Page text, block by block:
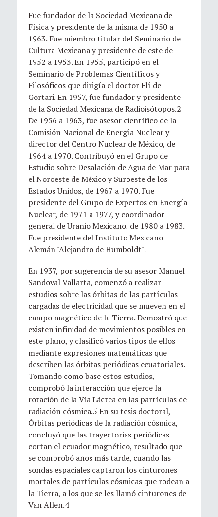
Fue fundador de la Sociedad Mexicana de
Física y presidente de la misma de 1950 a
1963. Fue miembro titular del Seminario de
Cultura Mexicana y presidente de este de
1952 a 1953. En 1955, participó en el
Seminario de Problemas Científicos y
Filosóficos que dirigía el doctor Elí de
Gortari. En 1957, fue fundador y presidente
de la Sociedad Mexicana de Radioisótopos.2​
De 1956 a 1963, fue asesor científico de la
Comisión Nacional de Energía Nuclear y
director del Centro Nuclear de México, de
1964 a 1970. Contribuyó en el Grupo de
Estudio sobre Desalación de Agua de Mar para
el Noroeste de México y Suroeste de los
Estados Unidos, de 1967 a 1970. Fue
presidente del Grupo de Expertos en Energía
Nuclear, de 1971 a 1977, y coordinador
general de Uranio Mexicano, de 1980 a 1983.
Fue presidente del Instituto Mexicano
Alemán "Alejandro de Humboldt".
En 1937, por sugerencia de su asesor Manuel
Sandoval Vallarta, comenzó a realizar
estudios sobre las órbitas de las partículas
cargadas de electricidad que se mueven en el
campo magnético de la Tierra. Demostró que
existen infinidad de movimientos posibles en
este plano, y clasificó varios tipos de ellos
mediante expresiones matemáticas que
describen las órbitas periódicas ecuatoriales.
Tomando como base estos estudios,
comprobó la interacción que ejerce la
rotación de la Vía Láctea en las partículas de
radiación cósmica.5​ En su tesis doctoral,
Órbitas periódicas de la radiación cósmica,
concluyó que las trayectorias periódicas
cortan el ecuador magnético, resultado que
se comprobó años más tarde, cuando las
sondas espaciales captaron los cinturones
mortales de partículas cósmicas que rodean a
la Tierra, a los que se les llamó cinturones de
Van Allen.4​